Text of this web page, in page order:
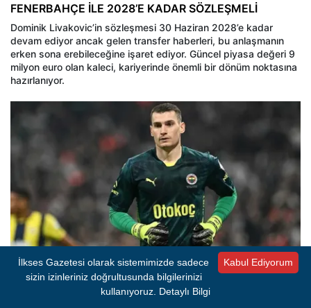
FENERBAHÇE İLE 2028’E KADAR SÖZLEŞMELİ
Dominik Livakovic’in sözleşmesi 30 Haziran 2028’e kadar
devam ediyor ancak gelen transfer haberleri, bu anlaşmanın
erken sona erebileceğine işaret ediyor. Güncel piyasa değeri 9
milyon euro olan kaleci, kariyerinde önemli bir dönüm noktasına
hazırlanıyor.
- REKLAM -
Kabul Ediyorum
İlkses Gazetesi olarak sistemimizde sadece
sizin izinleriniz doğrultusunda bilgilerinizi
kullanıyoruz. Detaylı Bilgi